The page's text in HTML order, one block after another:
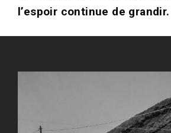
l’espoir continue de grandir.